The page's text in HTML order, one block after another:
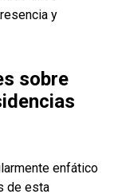
y
sobre
enfático
de esta